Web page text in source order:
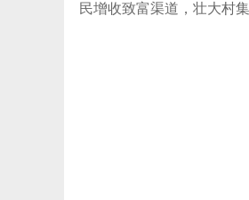
民增收致富渠道，壮大村